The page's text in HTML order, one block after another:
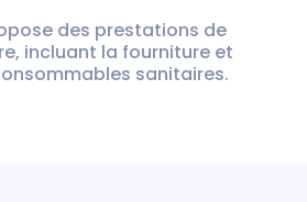
des prestations de
incluant la fourniture et
sanitaires.